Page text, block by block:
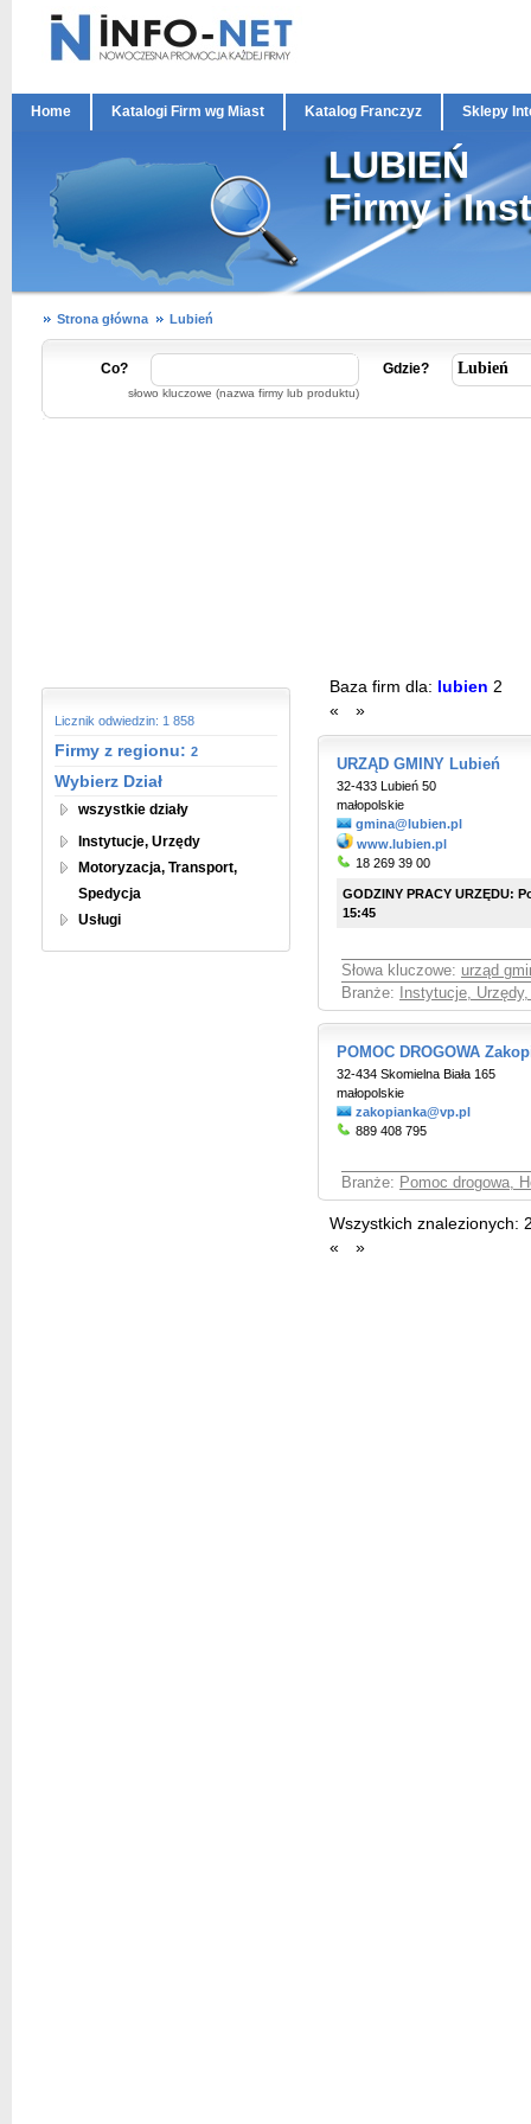
Home Katalogi Firm wg Miast Katalog Franczyz Sklepy
LUBIEŃ
Firmy i
Strona główna Lubień
Co?
słowo kluczowe (nazwa firmy lub produktu)
Gdzie?
Licznik odwiedzin: 1 858
Firmy z regionu: 2
Wybierz Dział
wszystkie działy
Instytucje, Urzędy
Motoryzacja, Transport,
Spedycja
Usługi
Baza firm dla: lubien 2
«
»
URZĄD GMINY Lubień
32-433 Lubień 50
małopolskie
gmina@lubien.pl
www.lubien.pl
18 269 39 00
GODZINY PRACY URZĘDU:
15:45
Słowa kluczowe: urząd
Branże:
Instytucje,
POMOC DROGOWA
32-434 Skomielna Biała 165
małopolskie
zakopianka@vp.pl
889 408 795
Branże: Pomoc drogowa,
Wszystkich znalezionych:
«
»